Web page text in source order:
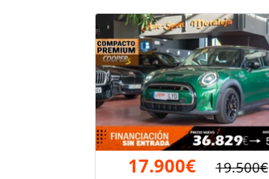
17.900€ 19.500€